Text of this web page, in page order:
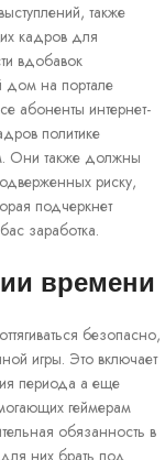
также
кадров для
вдобавок
дом на портале
абоненты интернет-
политике
Они также должны
риску,
подчеркнет
заработка.
времени
безопасно,
игры. Это включает
периода а еще
геймерам
обязанность в